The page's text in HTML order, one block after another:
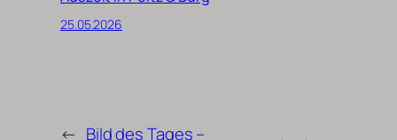
25.05.2026
← Bild des Tages –